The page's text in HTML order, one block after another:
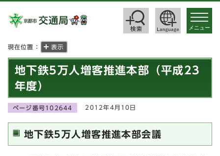
toggle
メニュー
現在位置： 表示
地下鉄5万人増客推進本部（平成23
年度）
ページ番号102644 2012年4月10日
地下鉄5万人増客推進本部会議